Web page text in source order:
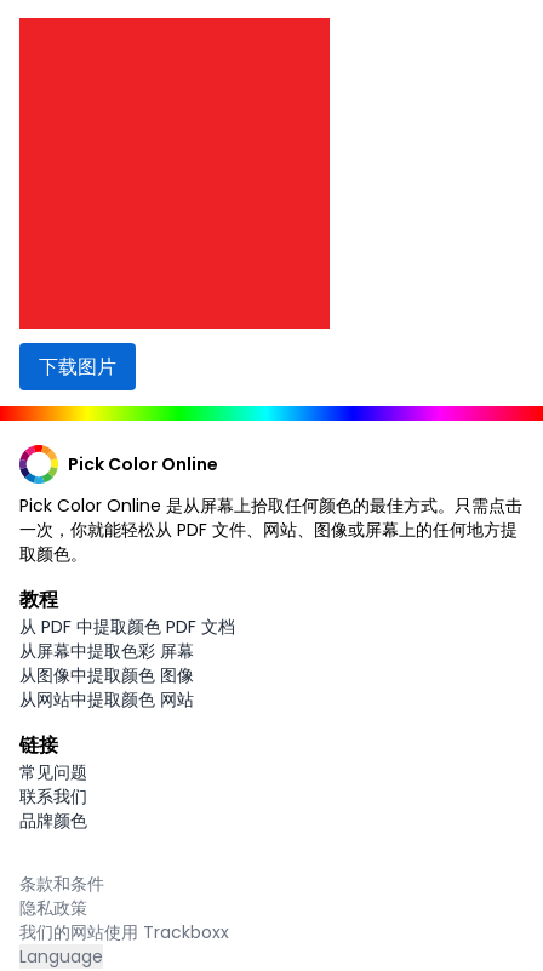
下载图片
Pick Color Online
Pick Color Online 是从屏幕上拾取任何颜色的最佳方式。只需点击
一次，你就能轻松从 PDF 文件、网站、图像或屏幕上的任何地方提
取颜色。
教程
从 PDF 中提取颜色 PDF 文档
从屏幕中提取色彩 屏幕
从图像中提取颜色 图像
从网站中提取颜色 网站
链接
常见问题
联系我们
品牌颜色
条款和条件
隐私政策
我们的网站使用 Trackboxx
Language